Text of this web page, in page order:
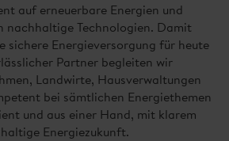
auf erneuerbare Energien und
nachhaltige Technologien. Damit
sichere Energieversorgung für heute
Partner begleiten wir
Landwirte, Hausverwaltungen
bei sämtlichen Energiethemen
und aus einer Hand, mit klarem
Energiezukunft.